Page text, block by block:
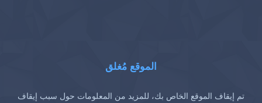
الموقع مُغلق
تم إيقاف الموقع الخاص بك، للمزيد من المعلومات حول سبب إيقاف